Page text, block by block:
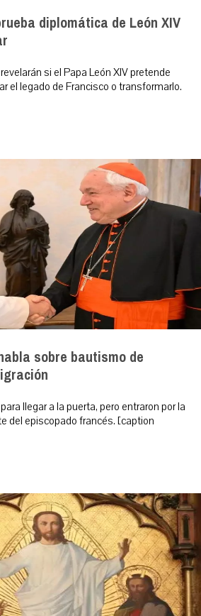
diplomática de León XIV
si el Papa León XIV pretende
el legado de Francisco o transformarlo.
sobre bautismo de
llegar a la puerta, pero entraron por la
del episcopado francés. [caption